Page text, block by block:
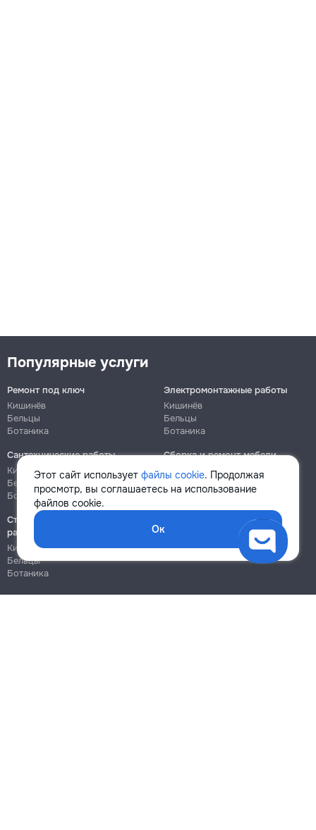
Этот сайт использует файлы cookie. Продолжая
просмотр, вы соглашаетесь на использование
файлов cookie.
Ок
Популярные услуги
Ремонт под ключ
Кишинёв
Бельцы
Ботаника
Электромонтажные работы
Кишинёв
Бельцы
Ботаника
Сантехнические работы
Кишинёв
Бельцы
Ботаника
Сборка и ремонт мебели
Кишинёв
Ботаника
Строительно-монтажные
работы
Кишинёв
Бельцы
Ботаника